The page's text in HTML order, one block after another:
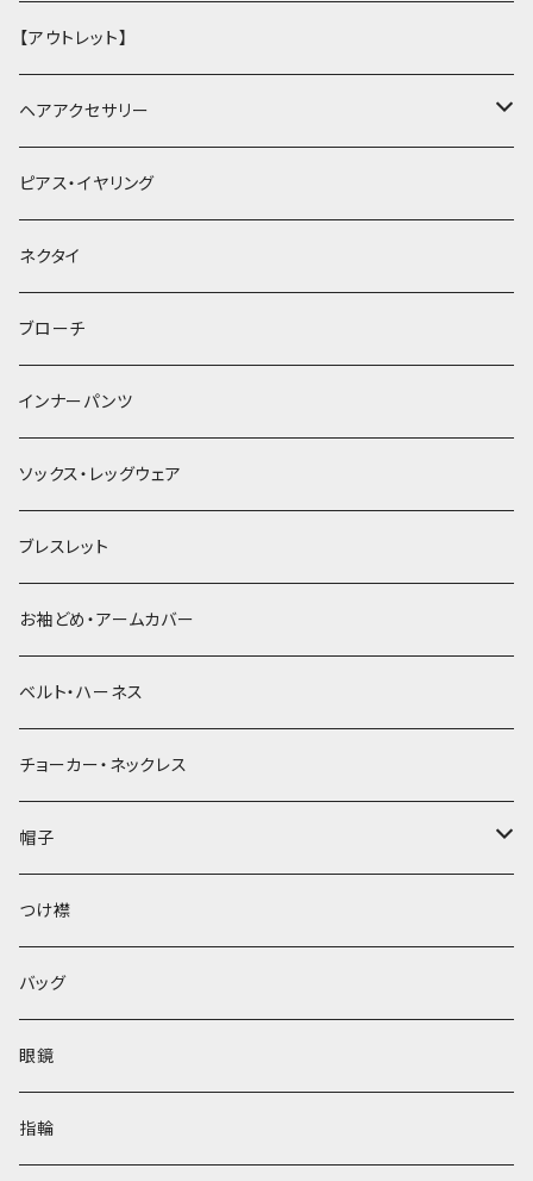
【アウトレット】
ヘアアクセサリー
ヘアクリップ
ヘッドドレス・カチューシャ
ヘアゴム
簪
ピアス・イヤリング
ネクタイ
ブローチ
インナーパンツ
ソックス・レッグウェア
ブレスレット
お袖どめ・アームカバー
ベルト・ハーネス
チョーカー・ネックレス
帽子
ベレー帽
つけ襟
バッグ
眼鏡
指輪